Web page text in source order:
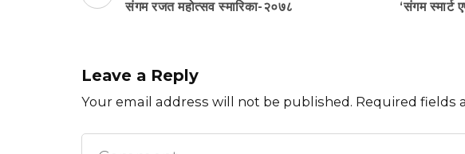
Navigation
संगम रजत महोत्सव स्मारिका-२०७८
‘संगम स्मार्ट
Leave a Reply
Your email address will not be published. Required fields